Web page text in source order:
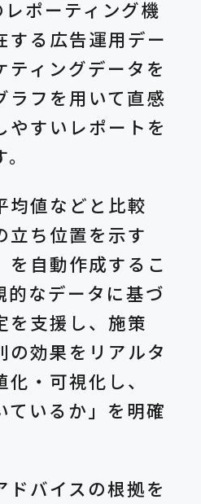
ポーティング機
する広告運用デー
ティングデータを
ラフを用いて直感
やすいレポートを
均値などと比較
立ち位置を示す
を自動作成するこ
的なデータに基づ
を支援し、施策
の効果をリアルタ
・可視化し、
ているか」を明確
ドバイスの根拠を